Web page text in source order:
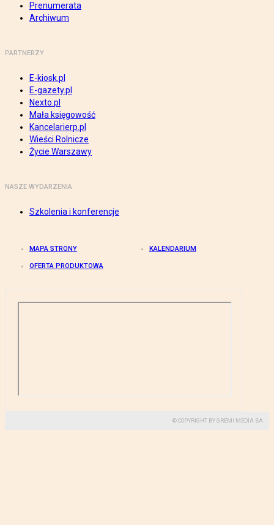
Prenumerata
Archiwum
PARTNERZY
E-kiosk.pl
E-gazety.pl
Nexto.pl
Mała księgowość
Kancelarierp.pl
Wieści Rolnicze
Życie Warszawy
NASZE WYDARZENIA
Szkolenia i konferencje
MAPA STRONY KALENDARIUM
OFERTA PRODUKTOWA
© COPYRIGHT BY GREMI MEDIA SA